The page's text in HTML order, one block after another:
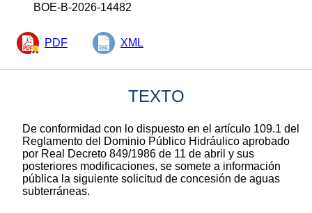
BOE-B-2026-14482
PDF XML
TEXTO
De conformidad con lo dispuesto en el artículo 109.1 del
Reglamento del Dominio Público Hidráulico aprobado
por Real Decreto 849/1986 de 11 de abril y sus
posteriores modificaciones, se somete a información
pública la siguiente solicitud de concesión de aguas
subterráneas.